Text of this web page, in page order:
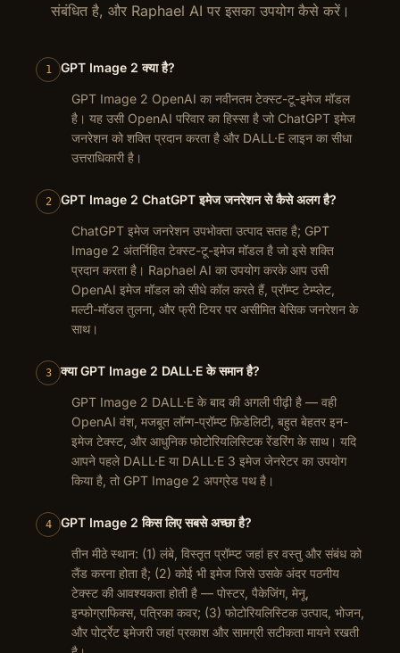
संबंधित है, और Raphael AI पर इसका उपयोग कैसे करें।
1 GPT Image 2 क्या है?
GPT Image 2 OpenAI का नवीनतम टेक्स्ट-टू-इमेज मॉडल
है। यह उसी OpenAI परिवार का हिस्सा है जो ChatGPT इमेज
जनरेशन को शक्ति प्रदान करता है और DALL·E लाइन का सीधा
उत्तराधिकारी है।
2 GPT Image 2 ChatGPT इमेज जनरेशन से कैसे अलग है?
ChatGPT इमेज जनरेशन उपभोक्ता उत्पाद सतह है; GPT
Image 2 अंतर्निहित टेक्स्ट-टू-इमेज मॉडल है जो इसे शक्ति
प्रदान करता है। Raphael AI का उपयोग करके आप उसी
OpenAI इमेज मॉडल को सीधे कॉल करते हैं, प्रॉम्प्ट टेम्प्लेट,
मल्टी-मॉडल तुलना, और फ्री टियर पर असीमित बेसिक जनरेशन के
साथ।
3 क्या GPT Image 2 DALL·E के समान है?
GPT Image 2 DALL·E के बाद की अगली पीढ़ी है — वही
OpenAI वंश, मजबूत लॉन्ग-प्रॉम्प्ट फ़िडेलिटी, बहुत बेहतर इन-
इमेज टेक्स्ट, और आधुनिक फोटोरियलिस्टिक रेंडरिंग के साथ। यदि
आपने पहले DALL·E या DALL·E 3 इमेज जेनरेटर का उपयोग
किया है, तो GPT Image 2 अपग्रेड पथ है।
4 GPT Image 2 किस लिए सबसे अच्छा है?
तीन मीठे स्थान: (1) लंबे, विस्तृत प्रॉम्प्ट जहां हर वस्तु और संबंध को
लैंड करना होता है; (2) कोई भी इमेज जिसे उसके अंदर पठनीय
टेक्स्ट की आवश्यकता होती है — पोस्टर, पैकेजिंग, मेनू,
इन्फोग्राफिक्स, पत्रिका कवर; (3) फोटोरियलिस्टिक उत्पाद, भोजन,
और पोर्ट्रेट इमेजरी जहां प्रकाश और सामग्री सटीकता मायने रखती